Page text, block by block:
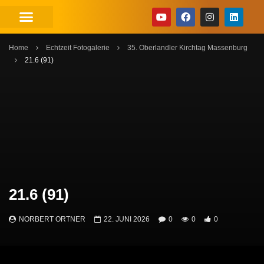
Home Echtzeit Fotogalerie
35. Oberlandler Kirchtag Massenburg
21.6 (91)
21.6 (91)
NORBERT ORTNER 22. JUNI 2026 0 0 0